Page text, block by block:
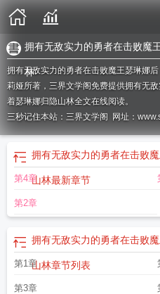
拥有无敌实力的勇者在击败魔
林
拥有无敌实力的勇者在击败魔王瑟琳娜
莉娅所著，三界文学阁免费提供拥有无
着瑟琳娜归隐山林全文在线阅读。
三秒记住本站：三界文学阁 网址：
拥有无敌实力的勇者在击败
山林最新章节
第4章
第2章
拥有无敌实力的勇者在击败
山林章节列表
第1章
第3章